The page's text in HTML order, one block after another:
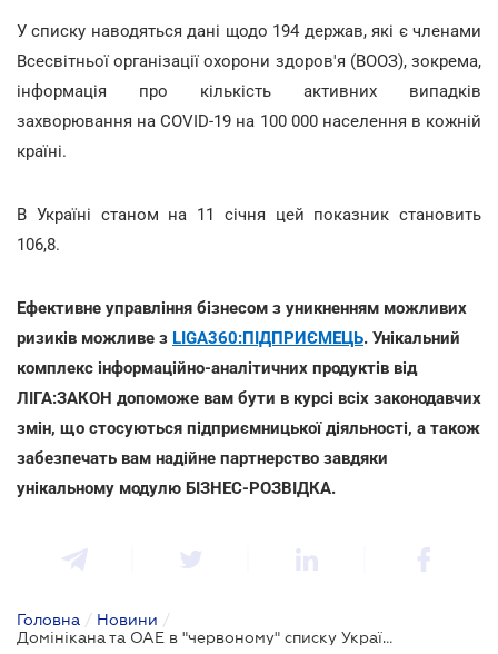
У списку наводяться дані щодо 194 держав, які є членами
Всесвітньої організації охорони здоров'я (ВООЗ), зокрема,
інформація про кількість активних випадків
захворювання на COVID-19 на 100 000 населення в кожній
країні.
В Україні станом на 11 січня цей показник становить
106,8.
Ефективне управління бізнесом з уникненням можливих
ризиків можливе з LIGA360:ПІДПРИЄМЕЦЬ. Унікальний
комплекс інформаційно-аналітичних продуктів від
ЛІГА:ЗАКОН допоможе вам бути в курсі всіх законодавчих
змін, що стосуються підприємницької діяльності, а також
забезпечать вам надійне партнерство завдяки
унікальному модулю БІЗНЕС-РОЗВІДКА.
Головна / Новини /
Домінікана та ОАЕ в "червоному" списку України